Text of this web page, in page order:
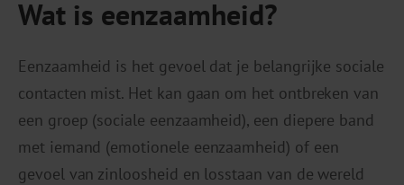
Wat is eenzaamheid?
Eenzaamheid is het gevoel dat je belangrijke sociale
contacten mist. Het kan gaan om het ontbreken van
een groep (sociale eenzaamheid), een diepere band
met iemand (emotionele eenzaamheid) of een
gevoel van zinloosheid en losstaan van de wereld